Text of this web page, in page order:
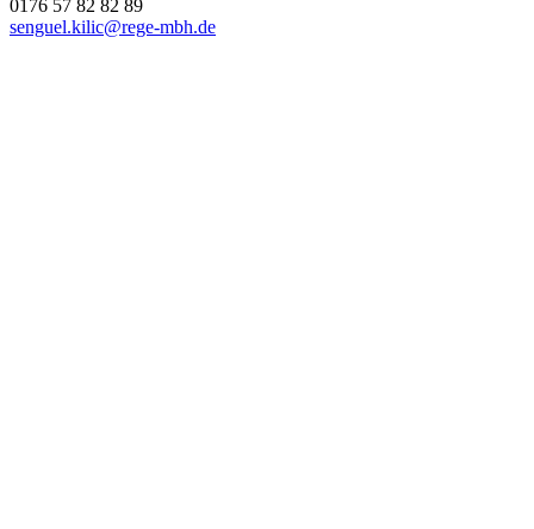
0176 57 82 82 89
senguel.kilic@rege-mbh.de